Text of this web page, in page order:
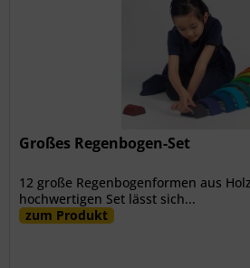
Großes Regenbogen-Set
12 große Regenbogenformen aus
hochwertigen Set lässt sich...
zum Produkt